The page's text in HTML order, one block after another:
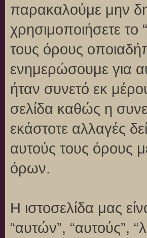
παρακαλούμε μην
χρησιμοποιήσετε
τους όρους
ενημερώσουμε για
ήταν συνετό εκ
σελίδα καθώς η
εκάστοτε αλλαγές
αυτούς τους όρους
όρων.
Η ιστοσελίδα μας
“αυτών”, “αυτούς”,